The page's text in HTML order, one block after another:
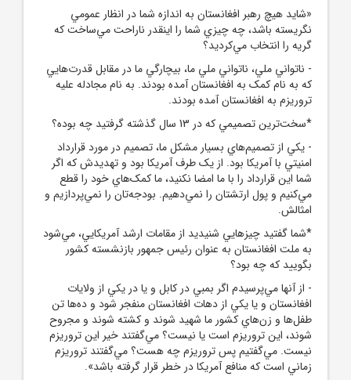
«شايد هيچ رهبر افغانستان به اندازه شما در انظار عمومي
نگريسته باشد، چه چيزي شما را اينقدر ناراحت مي‌ساخت که
گريه را انتخاب مي‌کرديد؟
- ناتواني ملي، ناتواني ملي ما، بيچارگي ما در مقابل قدرت‌هايي
که به نام کمک به افغانستان آمده بودند. به نام مجادله عليه
تروريزم به افغانستان آمده بودند.
*سخت‌ترين تصميمي که در 13 سال گذشته گرفتيد چه بوده؟
- يکي از تصميم‌هاي بسيار مشکل ما، تصميم در مورد قرارداد
امنيتي با آمريکا بود. از يک طرف آمريکا بود و تهديدش که اگر
شما اين قرارداد را با ما امضا نکنيد، ما کمک‌هاي خود را قطع
مي‌کنيم و پول ارتشتان را نمي‌دهيم. بودجه‌تان را نمي‌پردازيم و
امثالش.
*شما گفتيد چيزهايي شنيديد از مقامات ارشد آمريکايي، مي‌شود
به ملت افغانستان به‌ عنوان رئيس‌ جمهور بازنشسته کشور
بگوييد که چه بود؟
- از آنها مي‌پرسيدم اگر بمبي در کابل و يا در يکي از ولايات
افغانستان و يا يکي از دهات افغانستان منفجر شود و ده‌ها تن
طفل‌ها و زن‌هاي کشور ما شهيد شوند و کشته شوند و مجروح
شوند، اين تروريزم است يا نيست؟ مي‌گفتند خير اين تروريزم
نيست. مي‌گفتيم پس تروريزم چه هست؟ مي‌گفتند تروريزم
زماني است که منافع آمريکا در خطر قرار گرفته باشد».